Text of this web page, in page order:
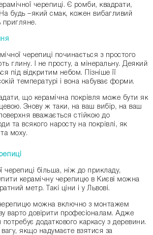
черепиці. Є ромби, квадрати,
будь –який смак, кожен вибагливий
пригляне.
черепиці починається з простого
глину. І не просту, а мінеральну. Деякий
під відкритим небом. Пізніше її
температурі і вона набуває форми.
що керамічна покрівля може бути як
Знову ж таки, на ваш вибір, на ваш
вважається стійкою до
та всякого наросту на покрівлі, як
моху.
черепиці більша, ніж до прикладу,
керамічну черепицю в Києві можна
метр. Такі ціни і у Львові.
можна включно з монтажем
варто довірити професіоналам. Адже
потребує додаткового каркасу з деревини.
вагу, якщо надумаєте взятися за